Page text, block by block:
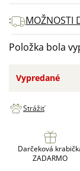
Vypredané
MOŽNOSTI
Položka bola
Strážiť
Darčeková
ZADARMO